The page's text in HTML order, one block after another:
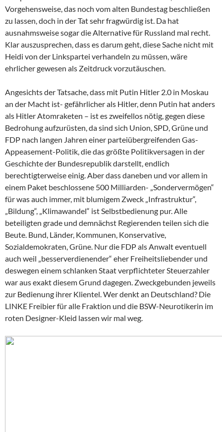
Vorgehensweise, das noch vom alten Bundestag beschließen
zu lassen, doch in der Tat sehr fragwürdig ist. Da hat
ausnahmsweise sogar die Alternative für Russland mal recht.
Klar auszusprechen, dass es darum geht, diese Sache nicht mit
Heidi von der Linkspartei verhandeln zu müssen, wäre
ehrlicher gewesen als Zeitdruck vorzutäuschen.
Angesichts der Tatsache, dass mit Putin Hitler 2.0 in Moskau
an der Macht ist- gefährlicher als Hitler, denn Putin hat anders
als Hitler Atomraketen – ist es zweifellos nötig, gegen diese
Bedrohung aufzurüsten, da sind sich Union, SPD, Grüne und
FDP nach langen Jahren einer parteiübergreifenden Gas-
Appeasement-Politik, die das größte Politikversagen in der
Geschichte der Bundesrepublik darstellt, endlich
berechtigterweise einig. Aber dass daneben und vor allem in
einem Paket beschlossene 500 Milliarden- „Sondervermögen“
für was auch immer, mit blumigem Zweck „Infrastruktur“,
„Bildung“, „Klimawandel“ ist Selbstbedienung pur. Alle
beteiligten grade und demnächst Regierenden teilen sich die
Beute. Bund, Länder, Kommunen, Konservative,
Sozialdemokraten, Grüne. Nur die FDP als Anwalt eventuell
auch weil „besserverdienender“ eher Freiheitsliebender und
deswegen einem schlanken Staat verpflichteter Steuerzahler
war aus exakt diesem Grund dagegen. Zweckgebunden jeweils
zur Bedienung ihrer Klientel. Wer denkt an Deutschland? Die
LINKE Freibier für alle Fraktion und die BSW-Neurotikerin im
roten Designer-Kleid lassen wir mal weg.